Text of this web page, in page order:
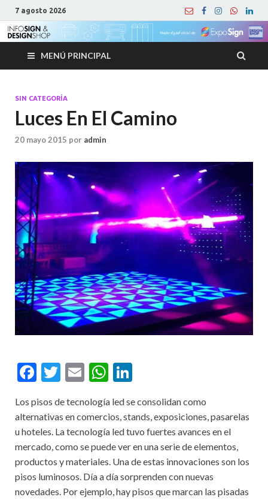
7 agosto 2026
MENÚ PRINCIPAL
SIN CATEGORÍA
Luces En El Camino
20 mayo 2015 por admin
F
e
b
o
o
k
T
itt
er
E
ai
l
W
at
s
A
p
p
ke
dI
n
Los pisos de tecnología led se consolidan como
alternativas en comercios, stands, exposiciones, pasarelas
u hoteles. La tecnología led tuvo fuertes avances en el
mercado, como se puede ver en una serie de elementos,
productos y materiales. Una de estas innovaciones son los
pisos luminosos. Día a día sorprenden con nuevas
novedades. Por ejemplo, hay pisos que marcan las pisadas